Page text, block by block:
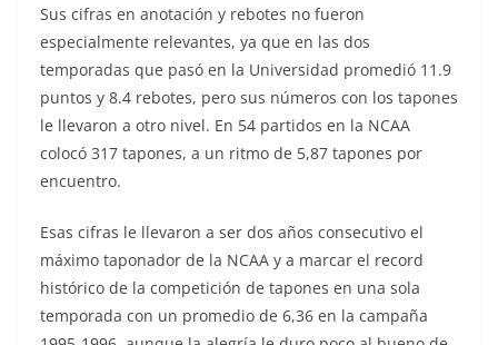
Sus cifras en anotación y rebotes no fueron
especialmente relevantes, ya que en las dos
temporadas que pasó en la Universidad promedió 11.9
puntos y 8.4 rebotes, pero sus números con los tapones
le llevaron a otro nivel. En 54 partidos en la NCAA
colocó 317 tapones, a un ritmo de 5,87 tapones por
encuentro.
Esas cifras le llevaron a ser dos años consecutivo el
máximo taponador de la NCAA y a marcar el record
histórico de la competición de tapones en una sola
temporada con un promedio de 6,36 en la campaña